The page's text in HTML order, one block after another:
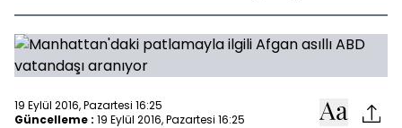
19 Eylül 2016, Pazartesi 16:25
Güncelleme : 19 Eylül 2016, Pazartesi 16:25